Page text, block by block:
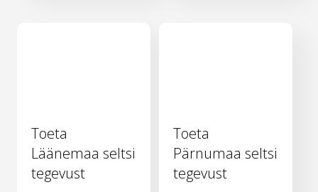
Toeta
Läänemaa seltsi
tegevust
Toeta
Pärnumaa seltsi
tegevust